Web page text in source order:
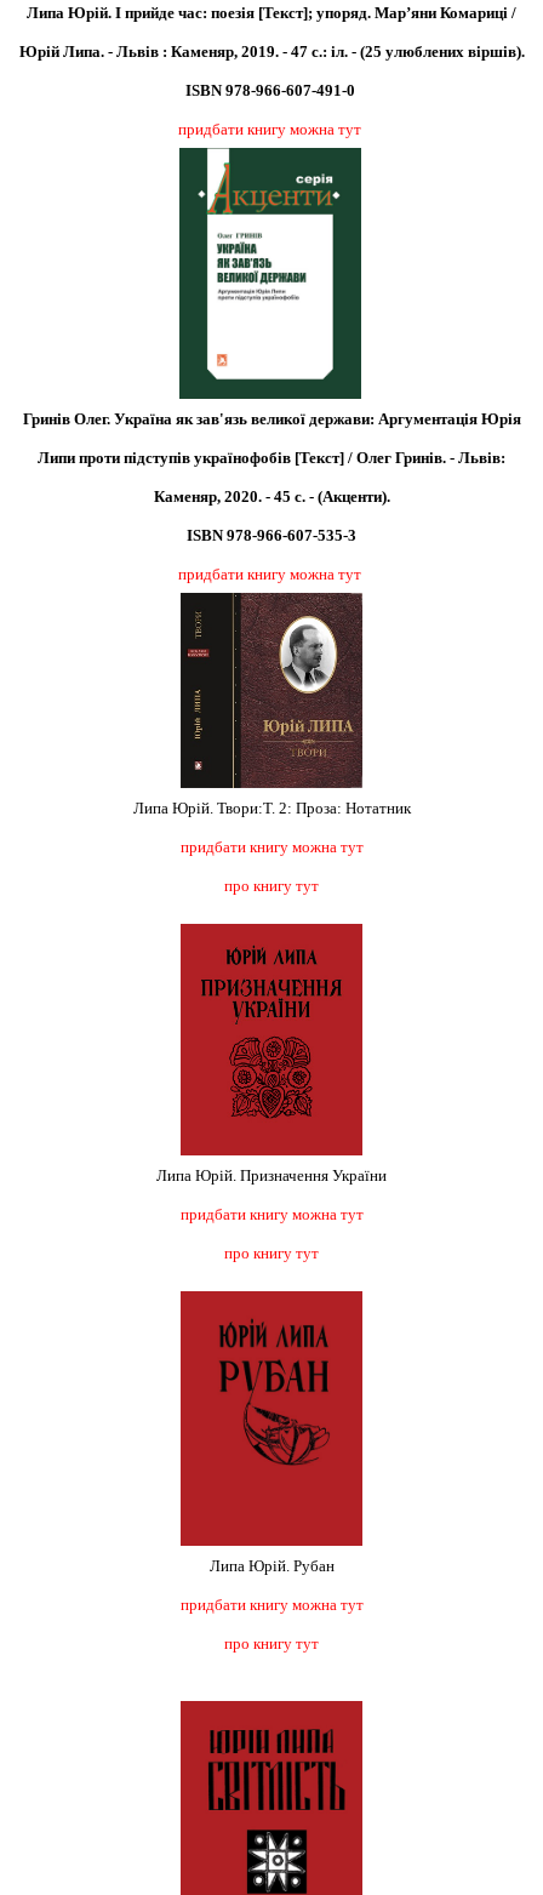
Липа Юрій. І прийде час: поезія [Текст]; упоряд. Мар’яни Комариці /
Юрій Липа. - Львів : Каменяр, 2019. - 47 с.: іл. - (25 улюблених віршів).
ISBN 978-966-607-491-0
придбати книгу можна тут
Гринів Олег. Україна як зав'язь великої держави: Аргументація Юрія
Липи проти підступів українофобів [Текст] / Олег Гринів. - Львів:
Каменяр, 2020. - 45 с. - (Акценти).
ISBN 978-966-607-535-3
придбати книгу можна тут
Липа Юрій. Твори:Т. 2: Проза: Нотатник
придбати книгу можна тут
про книгу тут
Липа Юрій. Призначення України
придбати книгу можна тут
про книгу тут
Липа Юрій. Рубан
придбати книгу можна тут
про книгу тут